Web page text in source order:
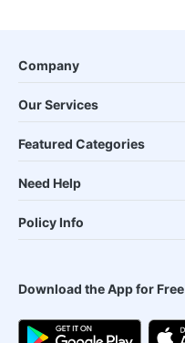
Company
Our Services
Featured Categories
Need Help
Policy Info
Download the App for Free